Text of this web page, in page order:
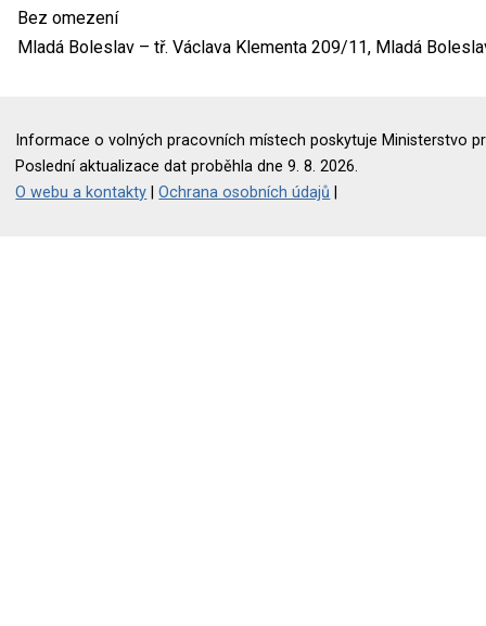
Bez omezení
Mladá Boleslav – tř. Václava Klementa 209/11, Mladá
Informace o volných pracovních místech poskytuje Ministerstvo
Poslední aktualizace dat proběhla dne 9. 8. 2026.
O webu a kontakty |Ochrana osobních údajů